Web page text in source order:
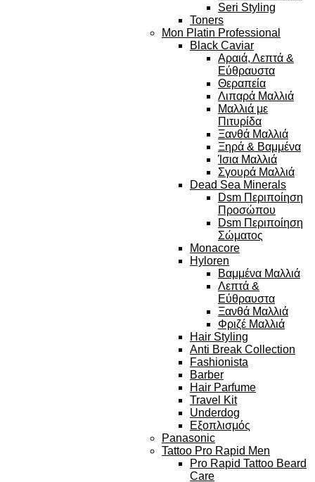
Seri Styling
Toners
Mon Platin Professional
Black Caviar
Αραιά, Λεπτά &
Εύθραυστα
Θεραπεία
Λιπαρά Μαλλιά
Μαλλιά με
Πιτυρίδα
Ξανθά Μαλλιά
Ξηρά & Βαμμένα
Ίσια Μαλλιά
Σγουρά Μαλλιά
Dead Sea Minerals
Dsm Περιποίηση
Προσώπου
Dsm Περιποίηση
Σώματος
Monacore
Hyloren
Βαμμένα Μαλλιά
Λεπτά &
Εύθραυστα
Ξανθά Μαλλιά
Φριζέ Μαλλιά
Hair Styling
Anti Break Collection
Fashionista
Barber
Hair Parfume
Travel Kit
Underdog
Εξοπλισμός
Panasonic
Tattoo Pro Rapid Men
Pro Rapid Tattoo Beard
Care